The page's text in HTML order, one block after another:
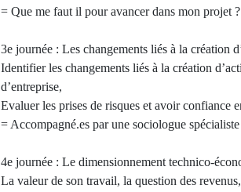
= Que me faut il pour avancer dans mon projet ?
3e journée : Les changements liés à la création
Identifier les changements liés à la création
d’entreprise,
Evaluer les prises de risques et avoir confiance
= Accompagné.es par une sociologue
4e journée : Le dimensionnement technico-
La valeur de son travail, la question des